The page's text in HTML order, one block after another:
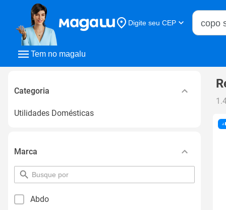
Tem no magalu
Digite seu CEP
Buscar
Categoria
Utilidades Domésticas
Marca
pesquisar
por
Abdo